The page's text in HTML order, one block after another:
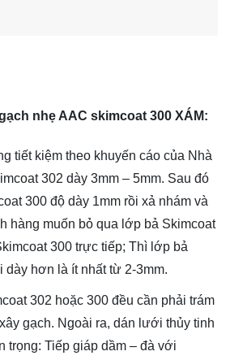
nhẹ AAC skimcoat 300 XÁM:
tiết kiệm theo khuyến cáo của Nhà
302 dày 3mm – 5mm. Sau đó
300 độ dày 1mm rồi xả nhám và
hàng muốn bỏ qua lớp bả Skimcoat
300 trực tiếp; Thì lớp bả
dày hơn là ít nhất từ 2-3mm.
302 hoặc 300 đều cần phải trám
gạch. Ngoài ra, dán lưới thủy tinh
trọng: Tiếp giáp dầm – đà với